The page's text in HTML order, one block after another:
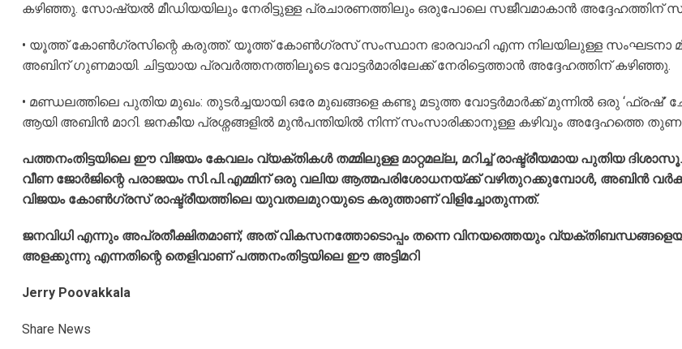
കഴിഞ്ഞു. സോഷ്യൽ മീഡിയയിലും നേരിട്ടുള്ള പ്രചാരണത്തിലും ഒരുപോലെ സജീവമാകാൻ അദ്ദേഹത്തിന്
• യൂത്ത് കോൺഗ്രസിന്റെ കരുത്ത്: യൂത്ത് കോൺഗ്രസ് സംസ്ഥാന ഭാരവാഹി എന്ന നിലയിലുള്ള സംഘടനാ
അബിന് ഗുണമായി. ചിട്ടയായ പ്രവർത്തനത്തിലൂടെ വോട്ടർമാരിലേക്ക് നേരിട്ടെത്താൻ അദ്ദേഹത്തിന് കഴിഞ്ഞു.
• മണ്ഡലത്തിലെ പുതിയ മുഖം: തുടർച്ചയായി ഒരേ മുഖങ്ങളെ കണ്ടു മടുത്ത വോട്ടർമാർക്ക് മുന്നിൽ ഒരു
ആയി അബിൻ മാറി. ജനകീയ പ്രശ്നങ്ങളിൽ മുൻപന്തിയിൽ നിന്ന് സംസാരിക്കാനുള്ള കഴിവും അദ്ദേഹത്തെ
പത്തനംതിട്ടയിലെ ഈ വിജയം കേവലം വ്യക്തികൾ തമ്മിലുള്ള മാറ്റമല്ല, മറിച്ച് രാഷ്ട്രീയമായ പുതിയ
വീണ ജോർജിന്റെ പരാജയം സി.പി.എമ്മിന് ഒരു വലിയ ആത്മപരിശോധനയ്ക്ക് വഴിതുറക്കുമ്പോൾ, അബിൻ
വിജയം കോൺഗ്രസ് രാഷ്ട്രീയത്തിലെ യുവതലമുറയുടെ കരുത്താണ് വിളിച്ചോതുന്നത്.
ജനവിധി എന്നും അപ്രതീക്ഷിതമാണ്; അത് വികസനത്തോടൊപ്പം തന്നെ വിനയത്തെയും
അളക്കുന്നു എന്നതിന്റെ തെളിവാണ് പത്തനംതിട്ടയിലെ ഈ അട്ടിമറി
Jerry Poovakkala
Share News